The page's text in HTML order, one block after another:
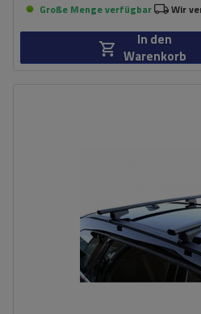
Große Menge verfügbar
Wir
In den
Warenkorb